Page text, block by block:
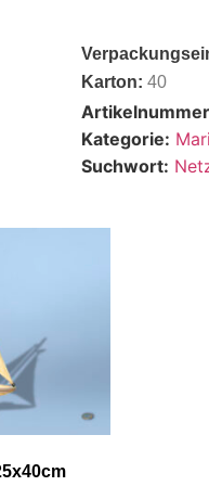
Karton:40
Kategorie:
Suchwort: